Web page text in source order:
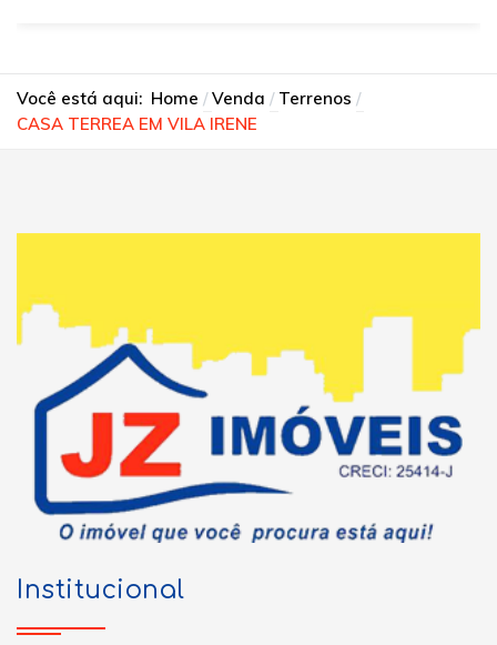
Você está aqui: Home Venda
Terrenos
CASA TERREA EM VILA IRENE
Institucional